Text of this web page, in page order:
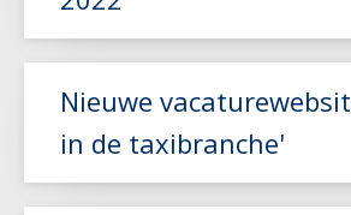
Nieuwe
in de taxibranche'